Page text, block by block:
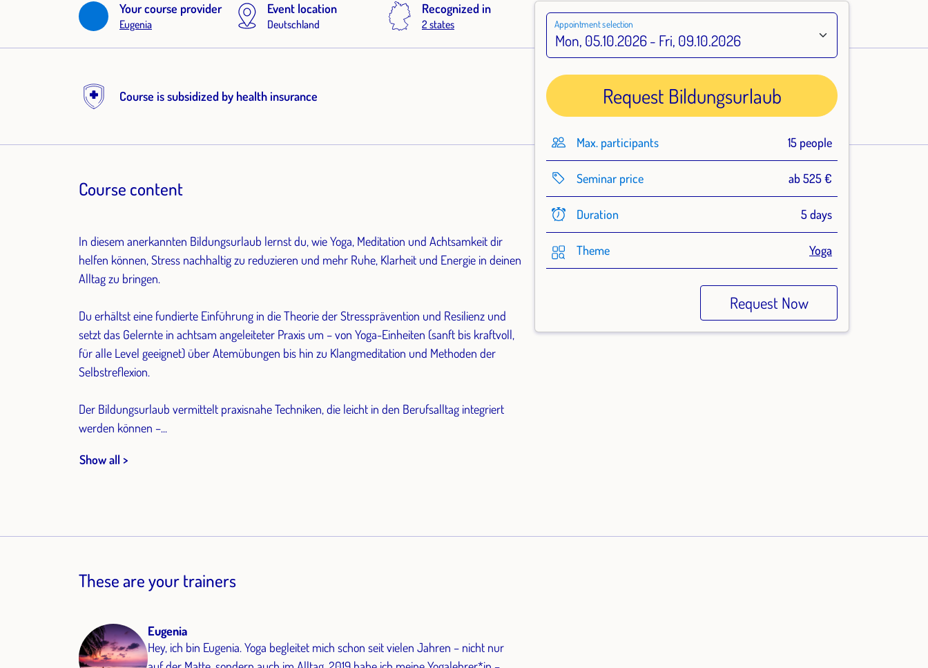
Your course provider
Eugenia
Event location
Deutschland
Recognized in
2 states
Course is subsidized by health insurance
Course content
In diesem anerkannten Bildungsurlaub lernst du, wie Yoga, Meditation und Achtsamkeit dir
helfen können, Stress nachhaltig zu reduzieren und mehr Ruhe, Klarheit und Energie in deinen
Alltag zu bringen.
Du erhältst eine fundierte Einführung in die Theorie der Stressprävention und Resilienz und
setzt das Gelernte in achtsam angeleiteter Praxis um – von Yoga-Einheiten (sanft bis kraftvoll,
für alle Level geeignet) über Atemübungen bis hin zu Klangmeditation und Methoden der
Selbstreflexion.
Der Bildungsurlaub vermittelt praxisnahe Techniken, die leicht in den Berufsalltag integriert
werden können –...
Show all >
These are your trainers
Eugenia
Hey, ich bin Eugenia. Yoga begleitet mich schon seit vielen Jahren – nicht nur
Appointment selection
Request Bildungsurlaub
Max. participants 15 people
Seminar price ab 525 €
Duration 5 days
Theme Yoga
Request Now